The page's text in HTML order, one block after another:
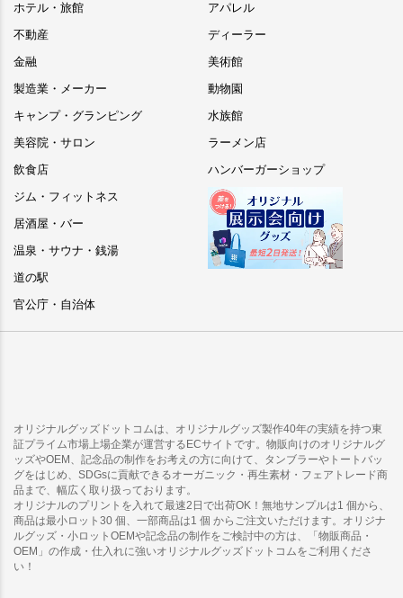
ホテル・旅館
不動産
金融
製造業・メーカー
キャンプ・グランピング
美容院・サロン
飲食店
ジム・フィットネス
居酒屋・バー
温泉・サウナ・銭湯
道の駅
官公庁・自治体
アパレル
ディーラー
美術館
動物園
水族館
ラーメン店
ハンバーガーショップ
オリジナルグッズドットコムは、オリジナルグッズ製作40年の実績を持つ東
証プライム市場上場企業が運営するECサイトです。物販向けのオリジナルグ
ッズやOEM、記念品の制作をお考えの方に向けて、タンブラーやトートバッ
グをはじめ、SDGsに貢献できるオーガニック・再生素材・フェアトレード商
品まで、幅広く取り扱っております。
オリジナルのプリントを入れて最速2日で出荷OK！無地サンプルは1 個から、
商品は最小ロット30 個、一部商品は1 個 からご注文いただけます。オリジナ
ルグッズ・小ロットOEMや記念品の制作をご検討中の方は、「物販商品・
OEM」の作成・仕入れに強いオリジナルグッズドットコムをご利用くださ
い！